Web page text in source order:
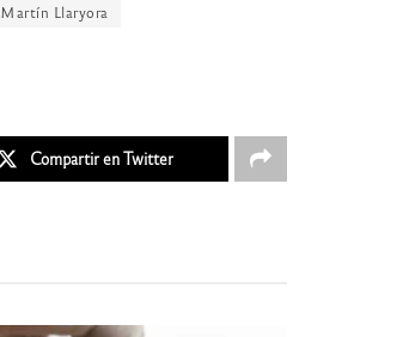
Martín Llaryora
Compartir en Twitter